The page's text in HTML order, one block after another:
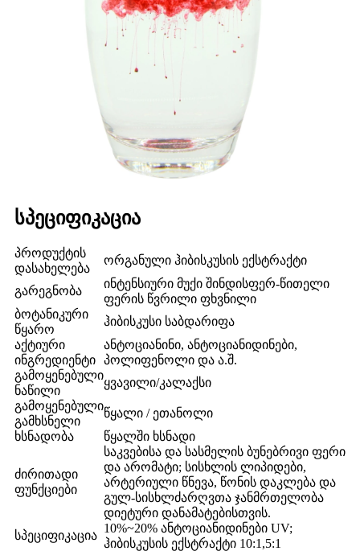
სპეციფიკაცია
პროდუქტის
დასახელება
ორგანული ჰიბისკუსის ექსტრაქტი
გარეგნობა
ინტენსიური მუქი შინდისფერ-წითელი
ფერის წვრილი ფხვნილი
ბოტანიკური
წყარო
ჰიბისკუსი საბდარიფა
აქტიური
ინგრედიენტი
ანტოციანინი, ანტოციანიდინები,
პოლიფენოლი და ა.შ.
გამოყენებული
ნაწილი
ყვავილი/კალაქსი
გამოყენებული
გამხსნელი
წყალი / ეთანოლი
ხსნადობა
წყალში ხსნადი
ძირითადი
ფუნქციები
საკვებისა და სასმელის ბუნებრივი ფერი
და არომატი; სისხლის ლიპიდები,
არტერიული წნევა, წონის დაკლება და
გულ-სისხლძარღვთა ჯანმრთელობა
დიეტური დანამატებისთვის.
სპეციფიკაცია
10%~20% ანტოციანიდინები UV;
ჰიბისკუსის ექსტრაქტი 10:1,5:1